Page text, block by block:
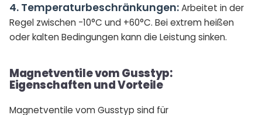
4. Temperaturbeschränkungen:Arbeitet in der
Regel zwischen -10°C und +60°C. Bei extrem heißen
oder kalten Bedingungen kann die Leistung sinken.
Magnetventile vom Gusstyp:
Eigenschaften und Vorteile
Magnetventile vom Gusstyp sind für